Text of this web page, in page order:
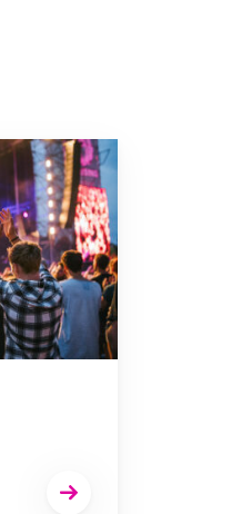
door (te) hard geluid”